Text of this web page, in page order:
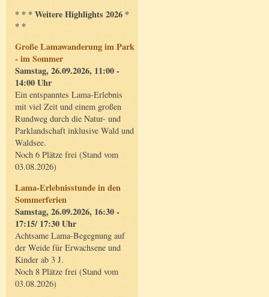
* * * Weitere Highlights 2026 *
* *
Große Lamawanderung im Park
- im Sommer
Samstag, 26.09.2026, 11:00 -
14:00 Uhr
Ein entspanntes Lama-Erlebnis
mit viel Zeit und einem großen
Rundweg durch die Natur- und
Parklandschaft inklusive Wald und
Waldsee.
Noch 6 Plätze frei (Stand vom
03.08.2026)
Lama-Erlebnisstunde in den
Sommerferien
Samstag, 26.09.2026, 16:30 -
17:15/ 17:30 Uhr
Achtsame Lama-Begegnung auf
der Weide für Erwachsene und
Kinder ab 3 J.
Noch 8 Plätze frei (Stand vom
03.08.2026)